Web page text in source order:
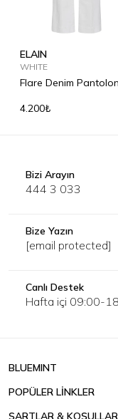
ELAIN
WHITE
Flare Denim Pantolon
4.200₺
Bizi Arayın
444 3 033
Bize Yazın
[email protected]
Canlı Destek
Hafta içi 09:00-
BLUEMINT
POPÜLER LİNKLER